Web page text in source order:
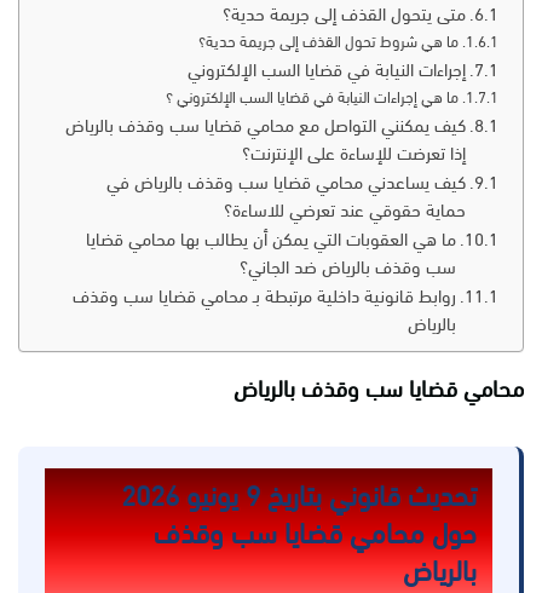
متى يتحول القذف إلى جريمة حدية؟
ما هي شروط تحول القذف إلى جريمة حدية؟
إجراءات النيابة في قضايا السب الإلكتروني
ما هي إجراءات النيابة في قضايا السب الإلكتروني ؟
كيف يمكنني التواصل مع محامي قضايا سب وقذف بالرياض
إذا تعرضت للإساءة على الإنترنت؟
كيف يساعدني محامي قضايا سب وقذف بالرياض في
حماية حقوقي عند تعرضي للاساءة؟
ما هي العقوبات التي يمكن أن يطالب بها محامي قضايا
سب وقذف بالرياض ضد الجاني؟
روابط قانونية داخلية مرتبطة بـ محامي قضايا سب وقذف
بالرياض
محامي قضايا سب وقذف بالرياض
تحديث قانوني بتاريخ 9 يونيو 2026
حول محامي قضايا سب وقذف
بالرياض